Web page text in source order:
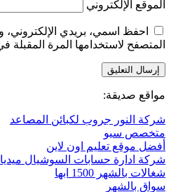
الموقع الإلكتروني
احفظ اسمي، بريدي الإلكتروني،
المتصفح لاستخدامها المرة المقبلة
مواقع صديقة:
شركة النور جروب لكبائن المصاعد
متخصص سيو
أفضل موقع تعليم اون لاين
شركة ادارة حسابات السوشيال
شغالات بالشهر 1500 ابها
سواق بالشهر